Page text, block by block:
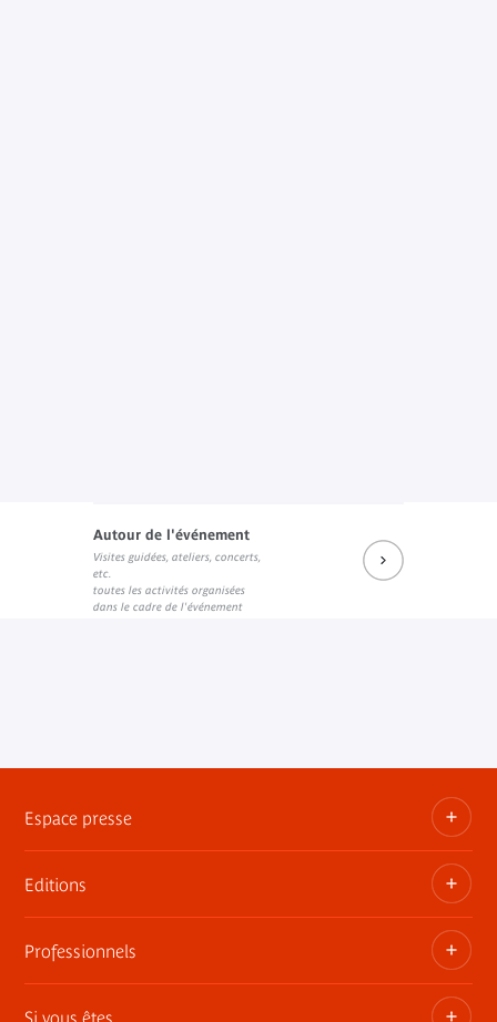
Autour de l'événement
Visites guidées, ateliers, concerts,
etc.
toutes les activités organisées
dans le cadre de l'événement
Espace presse
Dossiers, communiqués, bandes annonces
Contact presse
Editions
Les publications du musée
Professionnels
Si vous êtes